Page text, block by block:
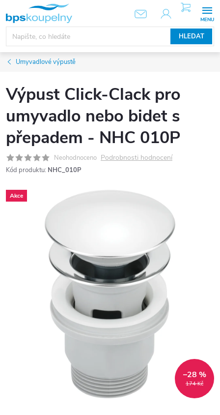
obsah
HLEDAT
NÁKUPNÍ
KOŠÍK
Umyvadlové výpustě
Výpust Click-Clack pro
umyvadlo nebo bidet s
přepadem - NHC 010P
Neohodnoceno Podrobnosti hodnocení
Kód produktu: NHC_010P
Akce
174 Kč
–28 %